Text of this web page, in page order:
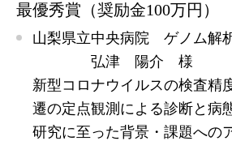
最優秀賞（奨励金100万円）
山梨県立中央病院 ゲノム
弘津 陽介 様
新型コロナウイルスの検査精
遷の定点観測による診断と病
研究に至った背景・課題への